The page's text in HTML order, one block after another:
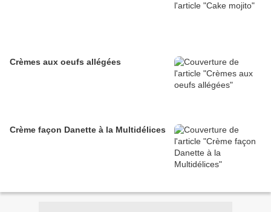
Crèmes aux oeufs allégées
Crème façon Danette à la Multidélices